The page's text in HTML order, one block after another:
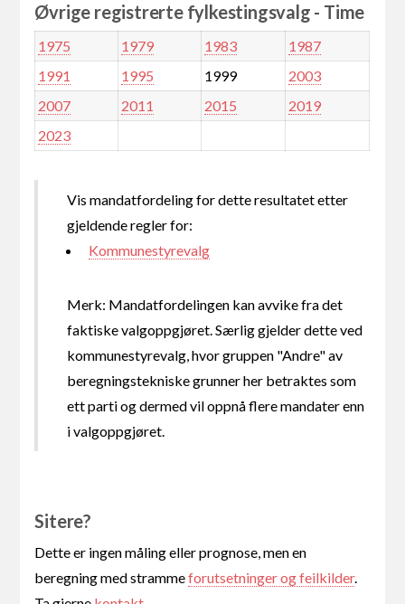
Øvrige registrerte fylkestingsvalg - Time
1975 1979 1983
1987
1991
1995 1999
2003
2007
2011 2015
2019
2023
Vis mandatfordeling for dette resultatet etter
gjeldende regler for:
Kommunestyrevalg
Merk: Mandatfordelingen kan avvike fra det
faktiske valgoppgjøret. Særlig gjelder dette ved
kommunestyrevalg, hvor gruppen "Andre" av
beregningstekniske grunner her betraktes som
ett parti og dermed vil oppnå flere mandater enn
i valgoppgjøret.
Sitere?
Dette er ingen måling eller prognose, men en
beregning med strammeforutsetninger og feilkilder.